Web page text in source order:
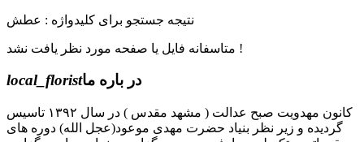
نتیجه جستجو برای کلیدواژه : عطش
متاسفانه فایل یا صفحه مورد نظر یافت نشد !
local_floristدر باره ما
کانون مهدویت صبح عدالت ( مشهد مقدس ) در سال ۱۳۹۲ تاسیس
گردیده و زیر نظر بنیاد حضرت مهدی موعود(عجل الله) دوره های